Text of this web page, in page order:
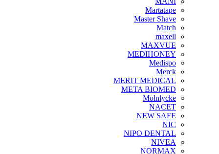
Martatape
Master Shave
Match
maxell
MAXVUE
MEDIHONEY
Medispo
Merck
MERIT MEDICAL
META BIOMED
Molnlycke
NACET
NEW SAFE
NIC
NIPO DENTAL
NIVEA
NORMAX